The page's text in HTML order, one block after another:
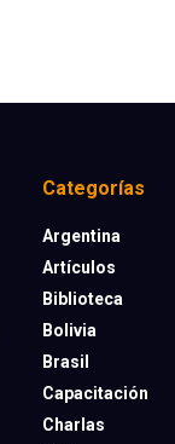
Categorías
Argentina
Artículos
Biblioteca
Bolivia
Brasil
Capacitación
Charlas